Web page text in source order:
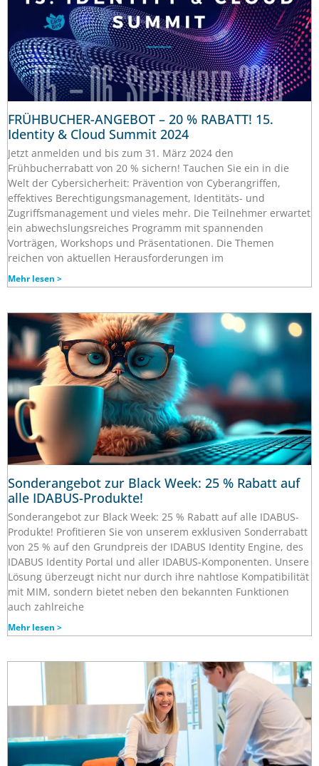
FRÜHBUCHER-ANGEBOT – 20 % RABATT! 15.
Identity & Cloud Summit 2024
Jetzt anmelden und bis zum 31. März 2024 den
Frühbucherrabatt von 20 % sichern! Tauchen Sie ein in die
Welt der Cybersicherheit: Prävention von Cyberangriffen,
effektives Berechtigungsmanagement, Identitäts- und
Zugriffsmanagement und vieles mehr. Die Teilnehmer erwartet
ein abwechslungsreiches Programm mit spannenden
Vorträgen, Workshops und Präsentationen. Die Themen
reichen von aktuellen Herausforderungen im
Mehr lesen >
Sonderangebot zur Black Week: 25 % Rabatt auf
alle IDABUS-Produkte!
Sonderangebot zur Black Week: 25 % Rabatt auf alle IDABUS-
Produkte! Profitieren Sie von unserem exklusiven Sonderrabatt
von 25 % auf den Grundpreis der IDABUS Identity Engine, des
IDABUS Identity Portal und aller IDABUS-Komponenten. Unsere
Lösung überzeugt nicht nur durch ihre nahtlose Kompatibilität
mit MIM, sondern bietet neben den bekannten Funktionen
auch zahlreiche
Mehr lesen >